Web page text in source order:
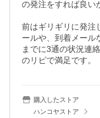
の発注をすれば良い
前はギリギリに発注
ールや、到着メール
までに3通の状況連
購入したストア
ハンコヤストア